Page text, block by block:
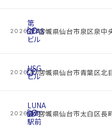
2026.08.08
cottage
第
3TAS
ビル
location_on宮城県仙台市泉区泉中
2026.08.08
cottage
HSG
ビル
location_on宮城県仙台市青葉区北
2026.08.08
cottage
LUNA
長町
駅前
location_on宮城県仙台市太白区長